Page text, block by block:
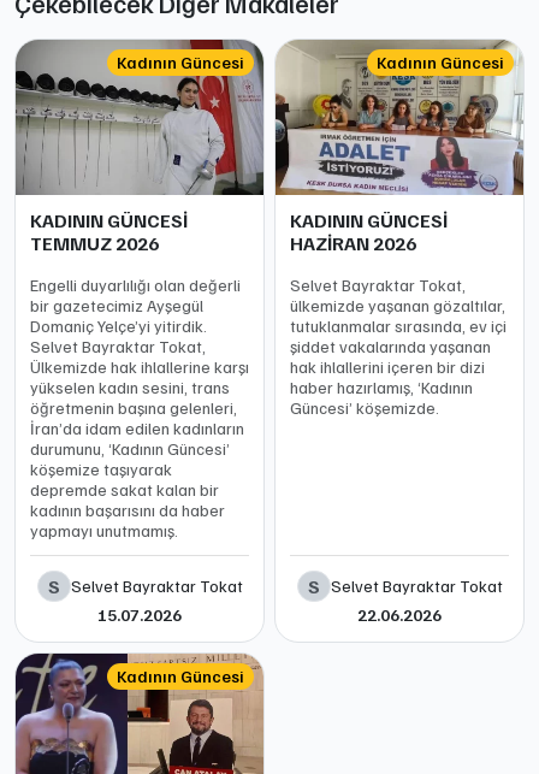
Kadının Güncesi
KADININ GÜNCESİ
TEMMUZ 2026
Engelli duyarlılığı olan değerli
bir gazetecimiz Ayşegül
Domaniç Yelçe’yi yitirdik.
Selvet Bayraktar Tokat,
Ülkemizde hak ihlallerine karşı
yükselen kadın sesini, trans
öğretmenin başına gelenleri,
İran’da idam edilen kadınların
durumunu, ‘Kadının Güncesi’
köşemize taşıyarak
depremde sakat kalan bir
kadının başarısını da haber
yapmayı unutmamış.
S Selvet Bayraktar Tokat
15.07.2026
Kadının Güncesi
KADININ GÜNCESİ
HAZİRAN 2026
Selvet Bayraktar Tokat,
ülkemizde yaşanan gözaltılar,
tutuklanmalar sırasında, ev içi
şiddet vakalarında yaşanan
hak ihlallerini içeren bir dizi
haber hazırlamış, ‘Kadının
Güncesi’ köşemizde.
S Selvet Bayraktar Tokat
22.06.2026
Kadının Güncesi